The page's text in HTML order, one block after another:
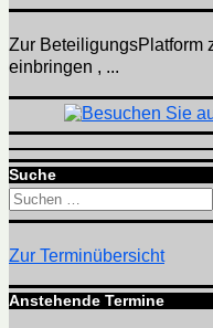
Zur BeteiligungsPlatform
einbringen , ...
Suche
Suchen
nach:
Zur Terminübersicht
Anstehende Termine